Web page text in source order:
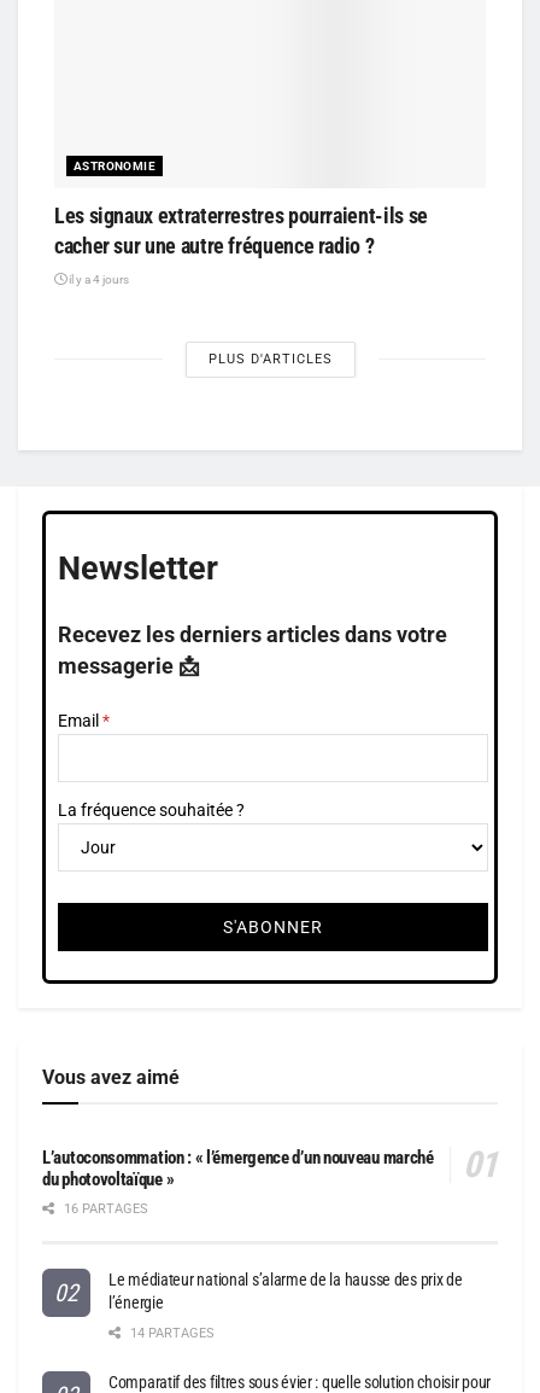
ASTRONOMIE
Les signaux extraterrestres pourraient-ils se
cacher sur une autre fréquence radio ?
il y a 4 jours
PLUS D'ARTICLES
Newsletter
Recevez les derniers articles dans votre
messagerie 📩
Email
La fréquence souhaitée ?
Vous avez aimé
L’autoconsommation : « l’émergence d’un nouveau marché
du photovoltaïque »
16 PARTAGES
Le médiateur national s’alarme de la hausse des prix de
l’énergie
14 PARTAGES
Comparatif des filtres sous évier : quelle solution choisir pour